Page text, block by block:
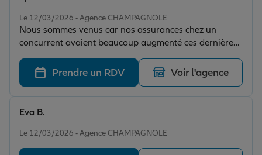
Le 12/03/2026 - Agence CHAMPAGNOLE
Nous sommes venus car nos assurances chez un
concurrent avaient beaucoup augmenté ces dernières
années. Très bon accueil, très bon tarifs proposés.
Merci à Bastien pour son professionnalisme.
Prendre un RDV Voir l'agence
Le 12/03/2026 - Agence CHAMPAGNOLE
Eva B.